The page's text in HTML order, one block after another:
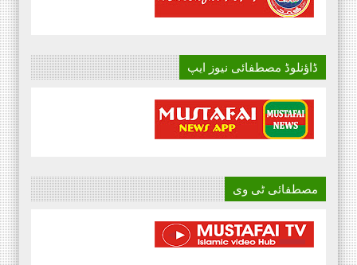
ڈاؤنلوڈ مصطفائی نیوز ایپ
مصطفائی ٹی وی